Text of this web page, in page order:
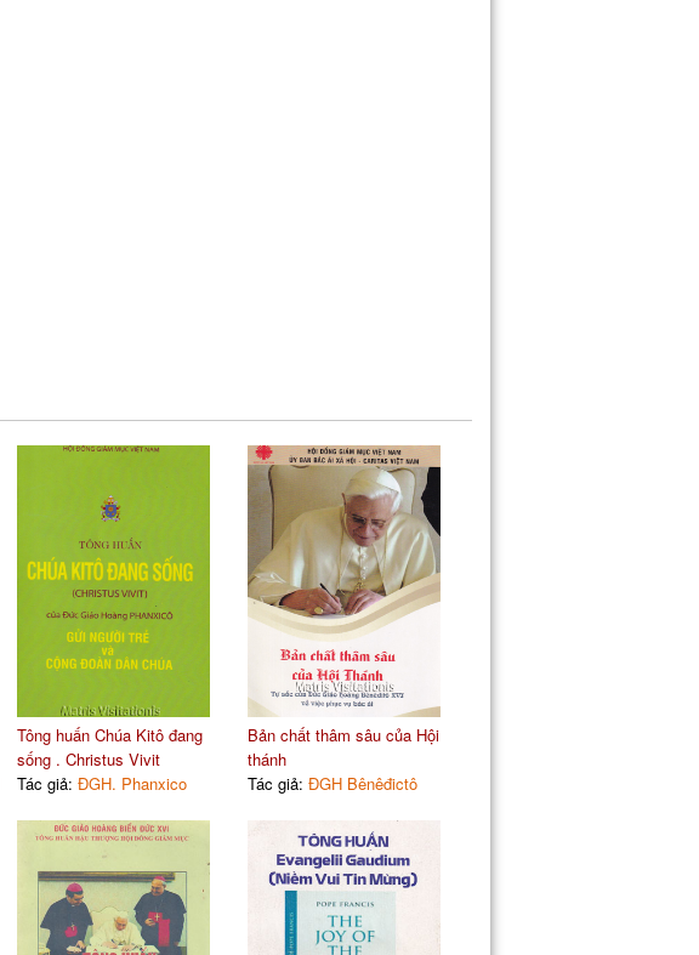
Tông huấn Chúa Kitô đang
sống . Christus Vivit
Tác giả: ĐGH. Phanxico
Bản chất thâm sâu của Hội
thánh
Tác giả: ĐGH Bênêđictô